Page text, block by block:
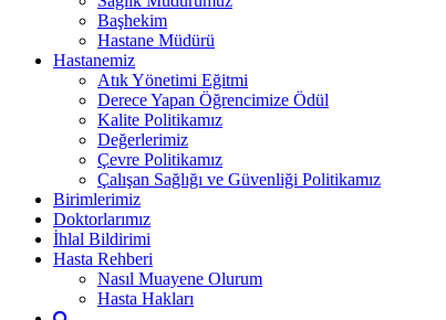
Başhekim
Hastane Müdürü
Hastanemiz
Atık Yönetimi Eğitmi
Derece Yapan Öğrencimize Ödül
Kalite Politikamız
Değerlerimiz
Çevre Politikamız
Çalışan Sağlığı ve Güvenliği Politikamız
Birimlerimiz
Doktorlarımız
İhlal Bildirimi
Hasta Rehberi
Nasıl Muayene Olurum
Hasta Hakları